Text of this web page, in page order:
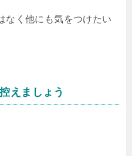
なく他にも気をつけたい
えましょう